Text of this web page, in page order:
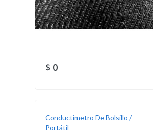
$ 0
Conductimetro De Bolsillo /
Portátil